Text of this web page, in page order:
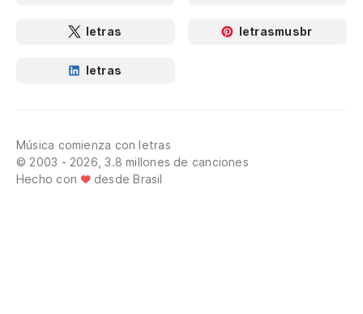
letras letrasmusbr
letras
Música comienza con letras
© 2003 - 2026, 3.8 millones de canciones
Hecho con
desde Brasil